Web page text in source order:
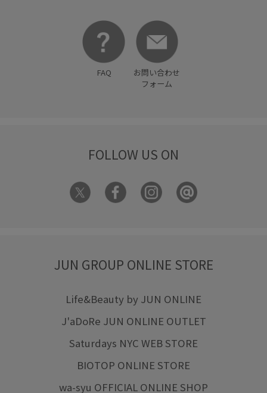
FAQ
お問い合わせ
フォーム
FOLLOW US ON
JUN GROUP ONLINE STORE
Life&Beauty by JUN ONLINE
J'aDoRe JUN ONLINE OUTLET
Saturdays NYC WEB STORE
BIOTOP ONLINE STORE
wa-syu OFFICIAL ONLINE SHOP